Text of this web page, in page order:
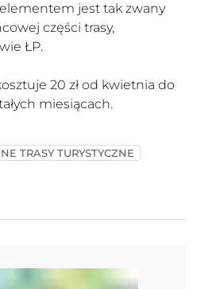
jest tak zwany
części trasy,
ŁP.
20 zł od kwietnia do
miesiącach.
TRASY TURYSTYCZNE